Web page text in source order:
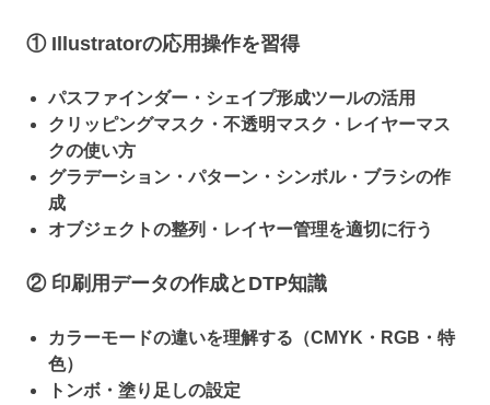
① Illustratorの応用操作を習得
パスファインダー・シェイプ形成ツールの活用
クリッピングマスク・不透明マスク・レイヤーマス
クの使い方
グラデーション・パターン・シンボル・ブラシの作
成
オブジェクトの整列・レイヤー管理を適切に行う
② 印刷用データの作成とDTP知識
カラーモードの違いを理解する（CMYK・RGB・特
色）
トンボ・塗り足しの設定